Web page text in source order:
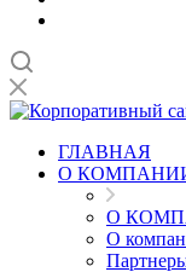
ГЛАВНАЯ
О
О
О